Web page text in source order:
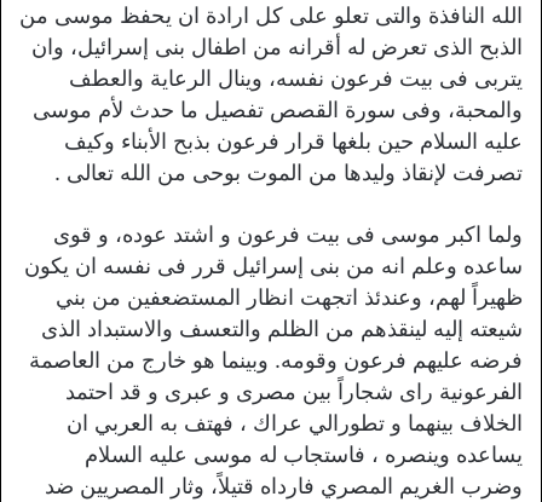
الله النافذة والتى تعلو على كل ارادة ان يحفظ موسى من
الذبح الذى تعرض له أقرانه من اطفال بنى إسرائيل، وان
يتربى فى بيت فرعون نفسه، وينال الرعاية والعطف
والمحبة، وفى سورة القصص تفصيل ما حدث لأم موسى
عليه السلام حين بلغها قرار فرعون بذبح الأبناء وكيف
تصرفت لإنقاذ وليدها من الموت بوحى من الله تعالى .
ولما اکبر موسی فی بیت فرعون و اشتد عوده، و قوی
ساعده وعلم انه من بنى إسرائيل قرر فى نفسه ان يكون
ظهيراً لهم، وعندئذ اتجهت انظار المستضعفين من بني
شيعته إليه لينقذهم من الظلم والتعسف والاستبداد الذى
فرضه عليهم فرعون وقومه. وبينما هو خارج من العاصمة
الفرعونیة رای شجاراً بین مصری و عبری و قد احتمد
الخلاف بینهما و تطورالي عراك ، فهتف به العربي ان
يساعده وينصره ، فاستجاب له موسی عليه السلام
وضرب الغريم المصري فارداه قتيلاً، وثار المصريين ضد